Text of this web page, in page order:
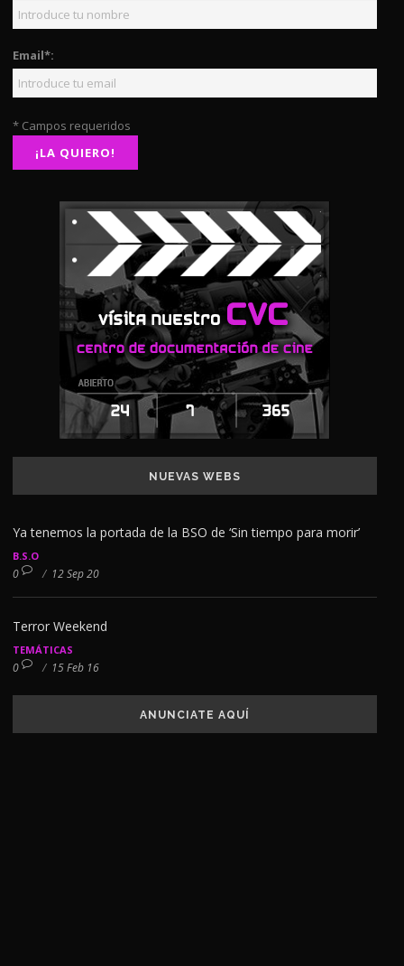
Email*:
* Campos requeridos
NUEVAS WEBS
Ya tenemos la portada de la BSO de ‘Sin tiempo para morir’
B.S.O
0 / 12 Sep 20
Terror Weekend
TEMÁTICAS
0 / 15 Feb 16
ANUNCIATE AQUÍ